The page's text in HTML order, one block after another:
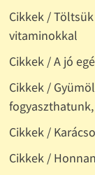
Cikkek /
vitaminokkal
Cikkek / A jó
Cikkek /
Cikkek /
Cikkek /